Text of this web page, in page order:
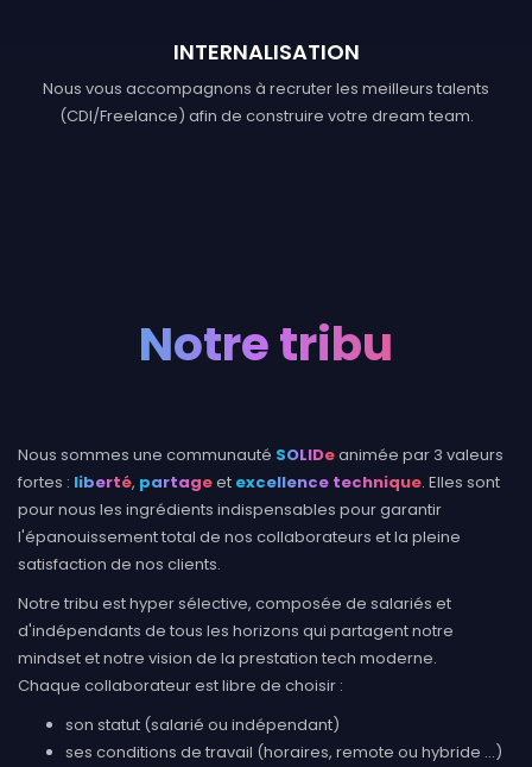
INTERNALISATION
Nous vous accompagnons à recruter les meilleurs talents
(CDI/Freelance) afin de construire votre dream team.
Notre tribu
Nous sommes une communauté SOLIDeanimée par 3 valeurs
fortes : liberté, partageet excellence technique. Elles sont
pour nous les ingrédients indispensables pour garantir
l'épanouissement total de nos collaborateurs et la pleine
satisfaction de nos clients.
Notre tribu est hyper sélective, composée de salariés et
d'indépendants de tous les horizons qui partagent notre
mindset et notre vision de la prestation tech moderne.
Chaque collaborateur est libre de choisir :
son statut (salarié ou indépendant)
ses conditions de travail (horaires, remote ou hybride ...)